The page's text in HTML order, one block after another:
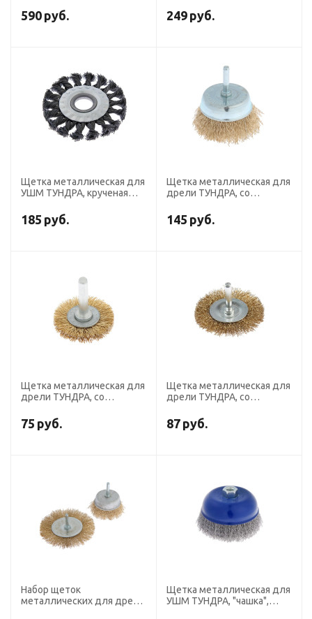
150 мм
590 руб. 249 руб.
Щетка металлическая для
УШМ ТУНДРА, крученая
посадка 22 мм, 100 мм
185 руб.
Щетка металлическая для
дрели ТУНДРА, со
145 руб.
Щетка металлическая для
дрели ТУНДРА, со
75 руб.
Щетка металлическая для
дрели ТУНДРА, со
87 руб.
Набор щеток
металлических для дрели
Щетка металлическая для
УШМ ТУНДРА, "чашка",